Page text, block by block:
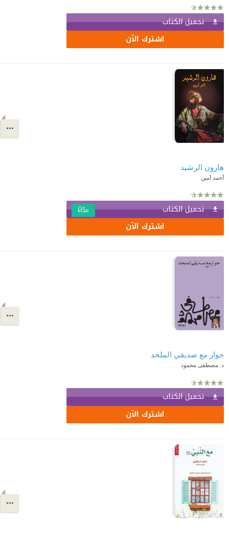
تحميل الكتاب
اشترك الآن
هارون الرشيد
أحمد أمين
تحميل الكتاب مجّانًا
اشترك الآن
حوار مع صديقي الملحد
د. مصطفى محمود
تحميل الكتاب
اشترك الآن